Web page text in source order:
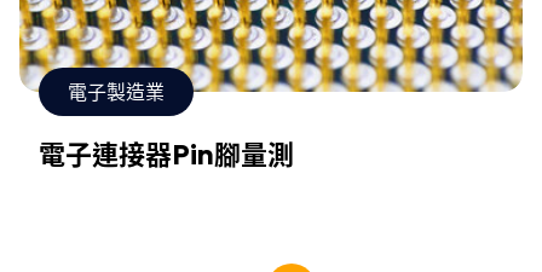
電子製造業
電子連接器Pin腳量測